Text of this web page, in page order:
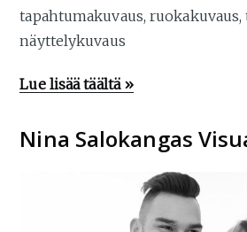
tapahtumakuvaus, ruokakuvaus,
näyttelykuvaus
Lue lisää täältä »
Nina Salokangas